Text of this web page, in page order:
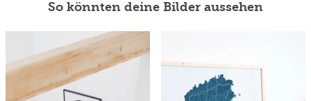
So könnten deine Bilder aussehen